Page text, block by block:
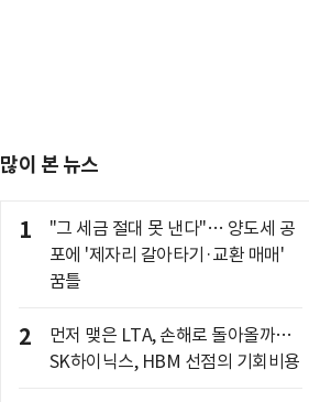
많이 본 뉴스
1
"그 세금 절대 못 낸다"… 양도세 공
포에 '제자리 갈아타기·교환 매매'
꿈틀
2
먼저 맺은 LTA, 손해로 돌아올까…
SK하이닉스, HBM 선점의 기회비용